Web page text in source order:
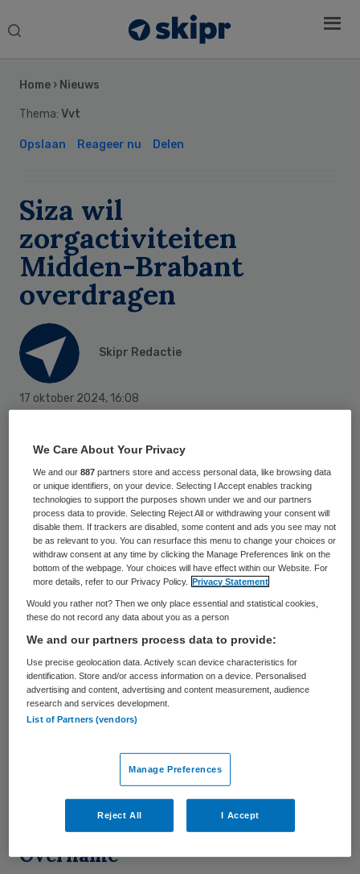
Search
Home › Nieuws
Thema: Vvt
Opslaan Reageer nu Delen
Siza wil
zorgactiviteiten
Midden-Brabant
overdragen
Skipr Redactie
17 oktober 2024, 16:08
Siza wil haar zorgactiviteiten in Midden-
Brabant overdragen aan lokale
zorgorganisaties. Hiermee wil de
zorgorganisatie zich meer richten op de
activiteiten in Gelderland.
“Hoewel we ontzettend trots zijn op de
goede zorg die we bieden in Midden-
Brabant, denken we dat het voor de lange
termijn verstandig is om de zorgactiviteiten
over te dragen aan lokale zorgorganisaties”,
aldus Siza. “Dit doen we in nauwe
afstemming met het zorgkantoor en de
betrokken gemeenten, zodat de zorg voor
cliënten goed gewaarborgd blijft.”
Overname
Sidebar
We Care About Your Privacy
We and our887 partners store and access personal data, like browsing data
or unique identifiers, on your device. Selecting I Accept enables tracking
technologies to support the purposes shown under we and our partners
process data to provide. Selecting Reject All or withdrawing your consent will
disable them. If trackers are disabled, some content and ads you see may not
be as relevant to you. You can resurface this menu to change your choices or
withdraw consent at any time by clicking the Manage Preferences link on the
bottom of the webpage. Your choices will have effect within our Website. For
more details, refer to our Privacy Policy.
Privacy Statement
Would you rather not? Then we only place essential and statistical cookies,
these do not record any data about you as a person
We and our partners process data to provide:
Use precise geolocation data. Actively scan device characteristics for
identification. Store and/or access information on a device. Personalised
advertising and content, advertising and content measurement, audience
research and services development.
List of Partners (vendors)
Manage Preferences
Reject All I Accept